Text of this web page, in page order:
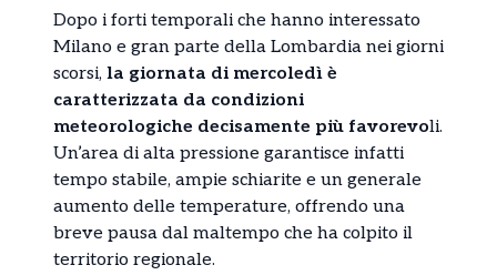
Dopo i forti temporali che hanno interessato
Milano e gran parte della Lombardia nei giorni
scorsi, la giornata di mercoledì è
caratterizzata da condizioni
meteorologiche decisamente più favorevoli.
Un’area di alta pressione garantisce infatti
tempo stabile, ampie schiarite e un generale
aumento delle temperature, offrendo una
breve pausa dal maltempo che ha colpito il
territorio regionale.